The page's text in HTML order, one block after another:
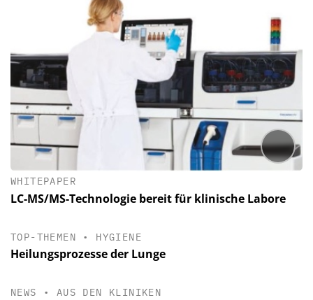
WHITEPAPER
LC-MS/MS-Technologie bereit für klinische Labore
TOP-THEMEN • HYGIENE
Heilungsprozesse der Lunge
NEWS • AUS DEN KLINIKEN